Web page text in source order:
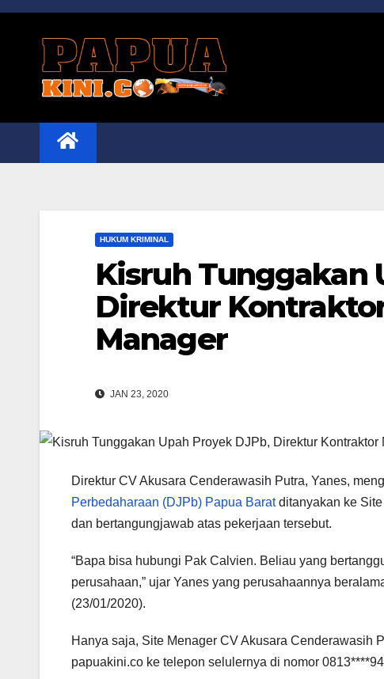
Skip
HUKUM KRIMINAL
Kisruh Tunggakan
Direktur
Manager
JAN 23, 2020
Direktur CV Akusara Cenderawasih Putra, Yanes,
Perbedaharaan (DJPb) Papua Baratditanyakan ke Site
dan bertangungjawab atas pekerjaan tersebut.
“Bapa bisa hubungi Pak Calvien. Beliau yang
perusahaan,” ujar Yanes yang perusahaannya
(23/01/2020).
Hanya saja, Site Menager CV Akusara Cenderawasih
papuakini.co ke telepon selulernya di nomor